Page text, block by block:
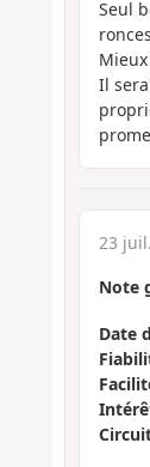
Seul
Il
23
Note
Date